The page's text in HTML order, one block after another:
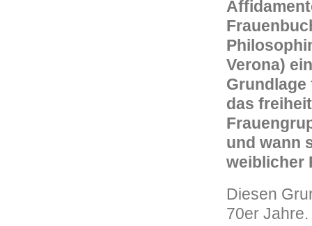
Verona)
das
und wann
weiblicher
Diesen
70er